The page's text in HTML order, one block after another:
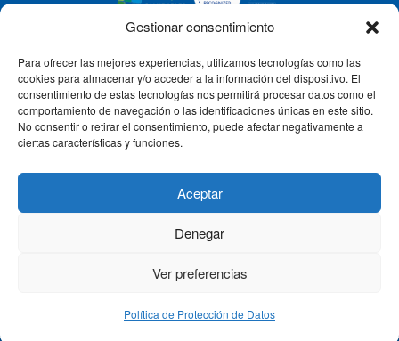
Gestionar consentimiento
Para ofrecer las mejores experiencias, utilizamos tecnologías como las
cookies para almacenar y/o acceder a la información del dispositivo. El
consentimiento de estas tecnologías nos permitirá procesar datos como el
comportamiento de navegación o las identificaciones únicas en este sitio.
No consentir o retirar el consentimiento, puede afectar negativamente a
ciertas características y funciones.
Aceptar
Denegar
Ver preferencias
Política de Protección de Datos
CLÍNICA CEMTRO
QUIÉNES SOMOS